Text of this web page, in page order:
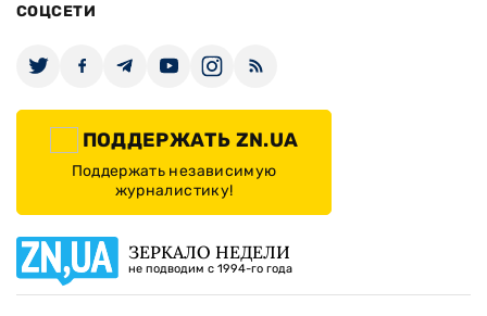
СОЦСЕТИ
ПОДДЕРЖАТЬ ZN.UA
Поддержать независимую
журналистику!
ЗЕРКАЛО НЕДЕЛИ
не подводим с 1994-го года